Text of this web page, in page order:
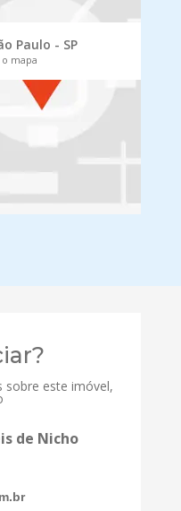
Paulo - SP
mapa
sobre este imóvel,
de Nicho